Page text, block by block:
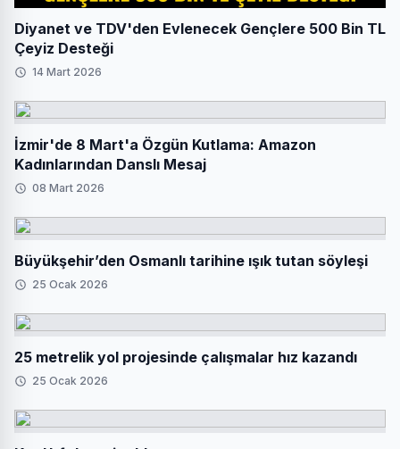
Diyanet ve TDV'den Evlenecek Gençlere 500 Bin TL
Çeyiz Desteği
14 Mart 2026
İzmir'de 8 Mart'a Özgün Kutlama: Amazon
Kadınlarından Danslı Mesaj
08 Mart 2026
Büyükşehir’den Osmanlı tarihine ışık tutan söyleşi
25 Ocak 2026
25 metrelik yol projesinde çalışmalar hız kazandı
25 Ocak 2026